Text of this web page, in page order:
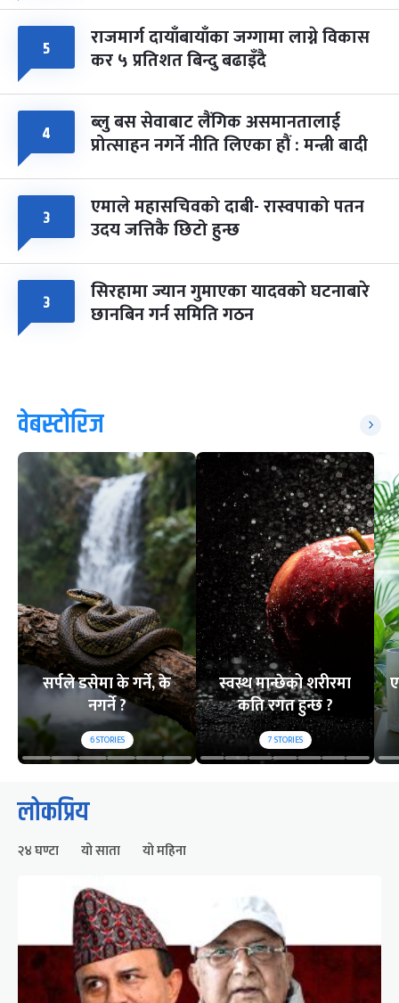
५ राजमार्ग दायाँबायाँका जग्गामा लाग्ने विकास
कर ५ प्रतिशत बिन्दु बढाइँदै
४ ब्लु बस सेवाबाट लैंगिक असमानतालाई
प्रोत्साहन नगर्ने नीति लिएका हौं : मन्त्री बादी
३ एमाले महासचिवको दाबी- रास्वपाको पतन
उदय जत्तिकै छिटो हुन्छ
३ सिरहामा ज्यान गुमाएका यादवको घटनाबारे
छानबिन गर्न समिति गठन
वेबस्टोरिज
सर्पले डसेमा के गर्ने, के
नगर्ने ?
6STORIES
स्वस्थ मान्छेको शरीरमा
कति रगत हुन्छ ?
7STORIES
लोकप्रिय
२४ घण्टा यो साता यो महिना